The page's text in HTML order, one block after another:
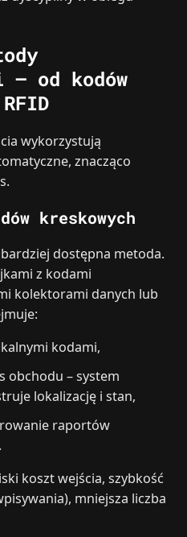
od kodów
wykorzystują
znacząco
kreskowych
dostępna metoda.
z kodami
kolektorami danych lub
kodami,
obchodu – system
lokalizację i stan,
raportów
koszt wejścia, szybkość
mniejsza liczba